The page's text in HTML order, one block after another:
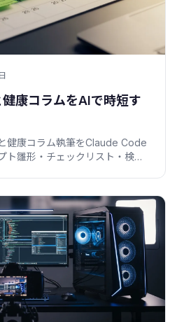
康コラムをAIで時短す
健康コラム執筆をClaude Code
ト雛形・チェックリスト・検証